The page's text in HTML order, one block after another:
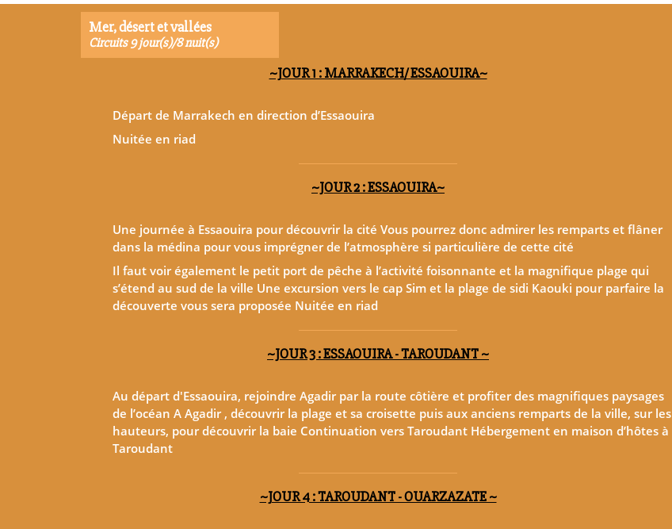
Mer, désert et vallées
Circuits 9 jour(s)/8 nuit(s)
~JOUR 1 : MARRAKECH/ ESSAOUIRA~
Départ de Marrakech en direction d’Essaouira
Nuitée en riad
~JOUR 2 : ESSAOUIRA~
Une journée à Essaouira pour découvrir la cité Vous pourrez donc admirer les remparts et flâner
dans la médina pour vous imprégner de l’atmosphère si particulière de cette cité
Il faut voir également le petit port de pêche à l’activité foisonnante et la magnifique plage qui
s’étend au sud de la ville Une excursion vers le cap Sim et la plage de sidi Kaouki pour parfaire la
découverte vous sera proposée Nuitée en riad
~JOUR 3 : ESSAOUIRA - TAROUDANT ~
Au départ d'Essaouira, rejoindre Agadir par la route côtière et profiter des magnifiques paysages
de l’océan A Agadir , découvrir la plage et sa croisette puis aux anciens remparts de la ville, sur les
hauteurs, pour découvrir la baie Continuation vers Taroudant Hébergement en maison d’hôtes à
Taroudant
~JOUR 4 : TAROUDANT - OUARZAZATE ~